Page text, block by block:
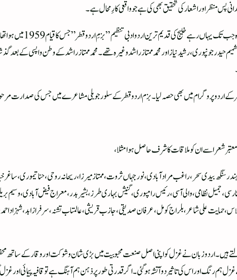
منظر اور اشعار کی تحقیق بھی کی ہے جو واقعی کارِ محال ہے ۔
دوحہ قطر، جِسے خلیج میں اردو کی راجدھانی
، شمیم حیدر جونپوری ، رشید نیاز اور محمد ممتاز راشد وغیرہ تھے۔ محمد ممتاز راشد کے وطن واپسی
کے اردو پروگرام میں بھی حصہ لیا ۔ بزم اردو قطر کے سلور جوبلی مشاعرے میں جس کی صدارت
شعرا سے ان کو ملاقات کا شرف حاصل ہوا مثلا،
سنگھ بیدی سحر ، راغب مراد آبادی، نور جہاں ثروت ، ممتاز میرزا ، ریحانہ روحی ، حنا تیموری ، ساغر
، جمیل نظامی ، والی آسی ، رئیس رامپوری ، گنیش بہاری طرز ، بشیر بدر ، معراج فیض آبادی ، وسیم
، حمایت علی شاعر ، بلراج کومل ، عرفان صدیقی ، جازب قریشی ، عالمتاب تشنہ، سرفراز ابد ، شہزاد احمد ،
ہیں ۔ اردو زبان نے غزل کو اپنی اصل صنعت محبوبیت میں بڑی شان و شوکت اور وقار کے ساتھ
اور اس کی تاثیر دو آتشہ ہو گئی ۔ اگر قدرتی طور پر ذہن ہم آہنگ ہے تو قافیہ پیمائی اور غزل